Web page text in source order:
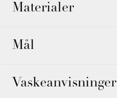
Materialer
Mål
Vaskeanvisninger